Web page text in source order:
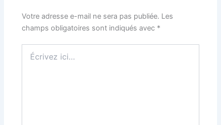
Votre adresse e-mail ne sera pas publiée. Les
champs obligatoires sont indiqués avec *
ici…